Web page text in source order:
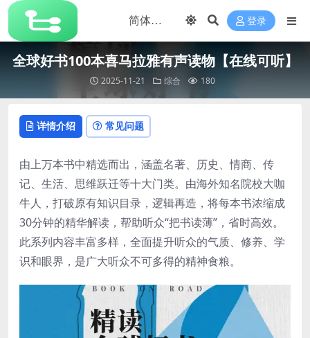
登录
全球好书100本喜马拉雅有声读物【在线可听】
2025-11-21 综合 180
详情介绍 常见问题
由上万本书中精选而出，涵盖名著、历史、情商、传
记、生活、思维跃迁等十大门类。由海外知名院校大咖
牛人，打破原有知识目录，逻辑再造，将每本书浓缩成
30分钟的精华解读，帮助听众“把书读薄”，省时高效。
此系列内容丰富多样，全面提升听众的气质、修养、学
识和眼界，是广大听众不可多得的精神食粮。